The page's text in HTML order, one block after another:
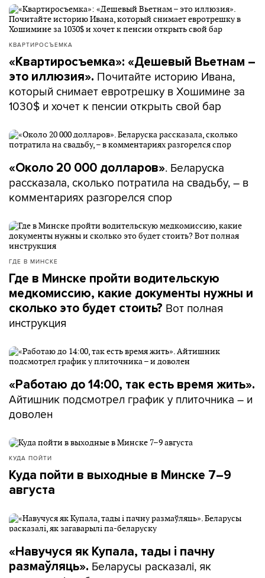
КВАРТИРОСЪЕМКА
«Квартиросъемка»: «Дешевый Вьетнам –
это иллюзия». Почитайте историю Ивана,
который снимает евротрешку в Хошимине за
1030$ и хочет к пенсии открыть свой бар
«Около 20 000 долларов». Беларуска
рассказала, сколько потратила на свадьбу, – в
комментариях разгорелся спор
ГДЕ В МИНСКЕ
Где в Минске пройти водительскую
медкомиссию, какие документы нужны и
сколько это будет стоить? Вот полная
инструкция
«Работаю до 14:00, так есть время жить».
Айтишник подсмотрел график у плиточника – и
доволен
КУДА ПОЙТИ
Куда пойти в выходные в Минске 7–9
августа
«Навучуся як Купала, тады і пачну
размаўляць». Беларусы расказалі, як